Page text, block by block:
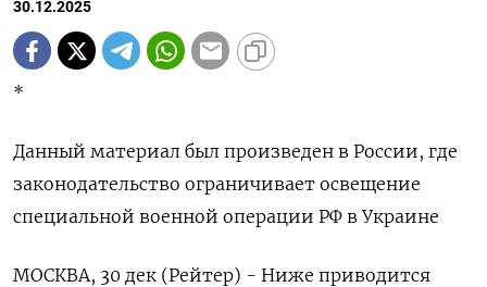
30.12.2025
*
Данный материал был произведен в России, где
законодательство ограничивает освещение
специальной военной операции РФ в Украине
МОСКВА, 30 дек (Рейтер) - Ниже приводится